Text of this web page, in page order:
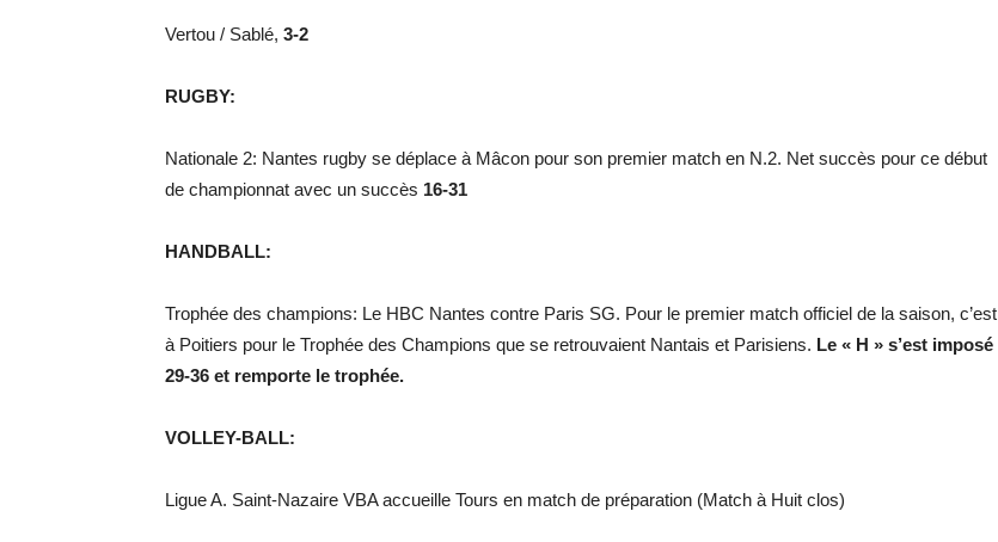
Vertou / Sablé, 3-2
RUGBY:
Nationale 2: Nantes rugby se déplace à Mâcon pour son premier match en N.2. Net succès pour ce début
de championnat avec un succès 16-31
HANDBALL:
Trophée des champions: Le HBC Nantes contre Paris SG. Pour le premier match officiel de la saison, c’est
à Poitiers pour le Trophée des Champions que se retrouvaient Nantais et Parisiens. Le « H » s’est imposé
29-36 et remporte le trophée.
VOLLEY-BALL:
Ligue A. Saint-Nazaire VBA accueille Tours en match de préparation (Match à Huit clos)